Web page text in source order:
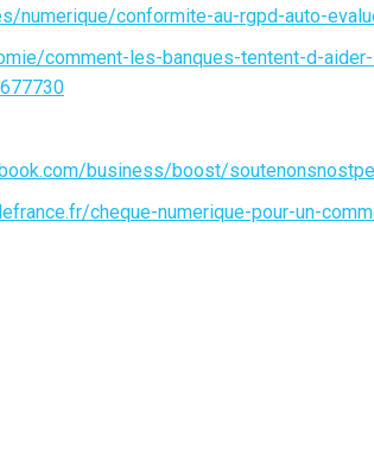
numerique/conformite-au-rgpd-auto-
comment-les-banques-tentent-d-
business/boost/
cheque-numerique-pour-un-